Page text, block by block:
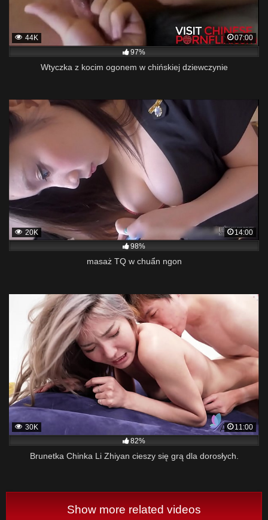
44K
07:00
97%
Wtyczka z kocim ogonem w chińskiej dziewczynie
20K
14:00
98%
masaż TQ w chuẩn ngon
30K
11:00
82%
Brunetka Chinka Li Zhiyan cieszy się grą dla dorosłych.
Show more related videos